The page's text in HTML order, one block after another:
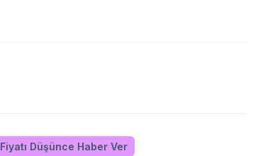
Fiyatı Düşünce Haber Ver